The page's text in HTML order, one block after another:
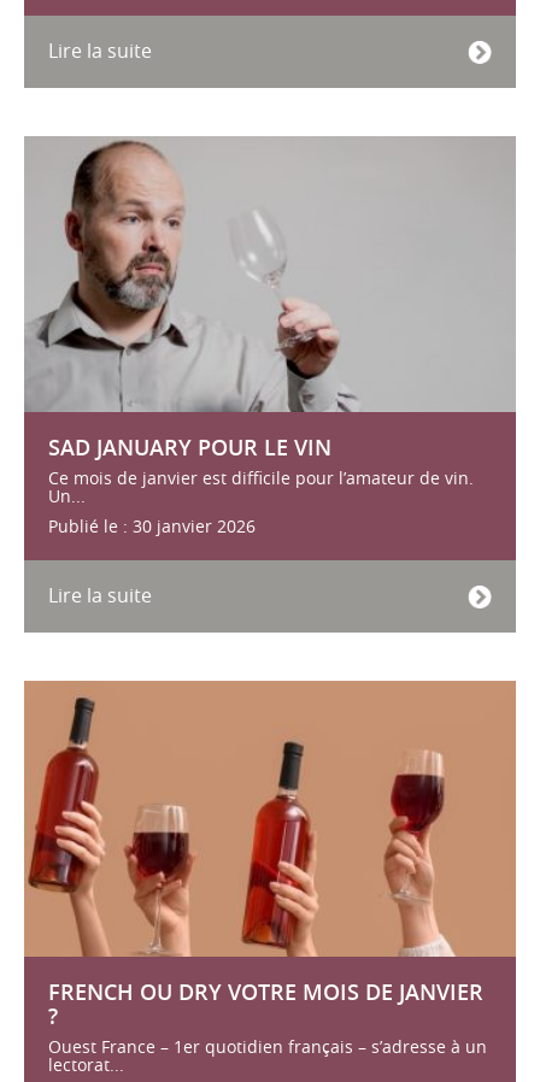
Lire la suite
SAD JANUARY POUR LE VIN
Ce mois de janvier est difficile pour l’amateur de vin.
Un...
Publié le : 30 janvier 2026
Lire la suite
FRENCH OU DRY VOTRE MOIS DE JANVIER
?
Ouest France – 1er quotidien français – s’adresse à un
lectorat...